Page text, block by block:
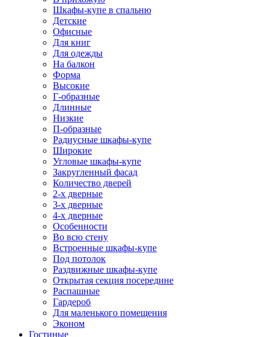
Шкафы-купе в спальню
Детские
Офисные
Для книг
Для одежды
На балкон
Форма
Высокие
Г-образные
Длинные
Низкие
П-образные
Радиусные шкафы-купе
Широкие
Угловые шкафы-купе
Закругленный фасад
Количество дверей
2-х дверные
3-х дверные
4-х дверные
Особенности
Во всю стену
Встроенные шкафы-купе
Под потолок
Раздвижные шкафы-купе
Открытая секция посередине
Распашные
Гардероб
Для маленького помещения
Эконом
Гостиные